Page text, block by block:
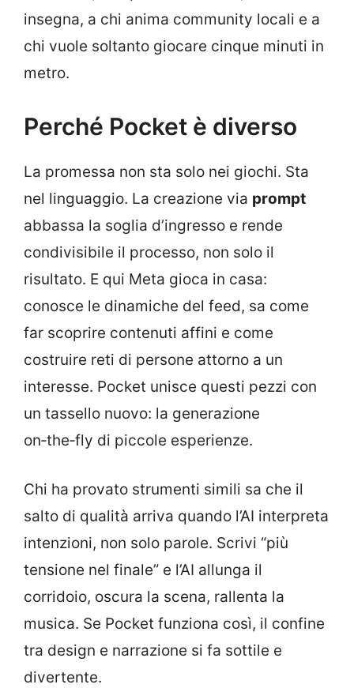
insegna, a chi anima community locali e a
chi vuole soltanto giocare cinque minuti in
metro.
Perché Pocket è diverso
La promessa non sta solo nei giochi. Sta
nel linguaggio. La creazione via prompt
abbassa la soglia d’ingresso e rende
condivisibile il processo, non solo il
risultato. E qui Meta gioca in casa:
conosce le dinamiche del feed, sa come
far scoprire contenuti affini e come
costruire reti di persone attorno a un
interesse. Pocket unisce questi pezzi con
un tassello nuovo: la generazione
on‑the‑fly di piccole esperienze.
Chi ha provato strumenti simili sa che il
salto di qualità arriva quando l’AI interpreta
intenzioni, non solo parole. Scrivi “più
tensione nel finale” e l’AI allunga il
corridoio, oscura la scena, rallenta la
musica. Se Pocket funziona così, il confine
tra design e narrazione si fa sottile e
divertente.